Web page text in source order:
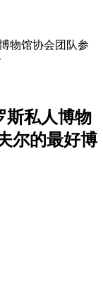
物馆协会团队参
斯私人博物
尔的最好博